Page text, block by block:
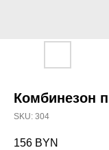
Комбинезон
SKU: 304
156 BYN